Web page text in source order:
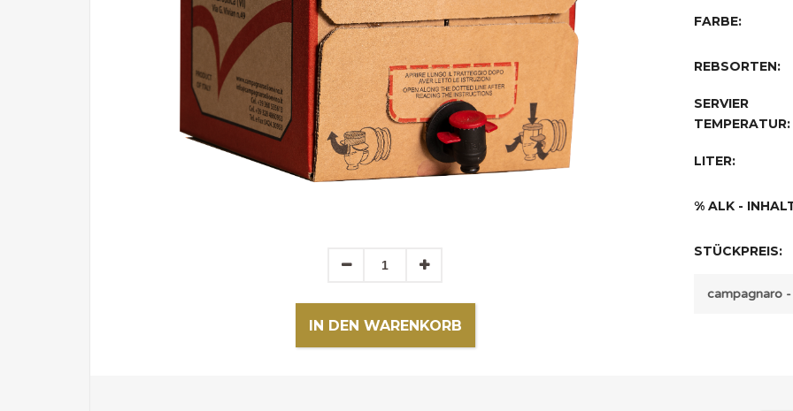
IN DEN WARENKORB
FARBE:
REBSORTEN:
SERVIER
TEMPERATUR:
LITER:
% ALK -
STÜCKPREIS: